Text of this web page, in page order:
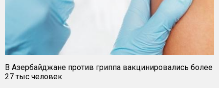
В Азербайджане против гриппа вакцинировались более
27 тыс человек